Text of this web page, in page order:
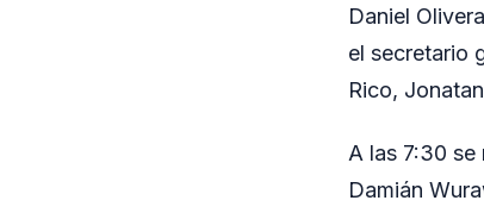
Daniel
el secretario
Rico,
A las 7:30
Damián